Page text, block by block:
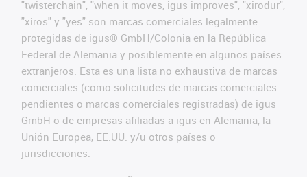
"twisterchain", "when it moves, igus improves", "xirodur",
"xiros" y "yes" son marcas comerciales legalmente
protegidas de igus® GmbH/Colonia en la República
Federal de Alemania y posiblemente en algunos países
extranjeros. Esta es una lista no exhaustiva de marcas
comerciales (como solicitudes de marcas comerciales
pendientes o marcas comerciales registradas) de igus
GmbH o de empresas afiliadas a igus en Alemania, la
Unión Europea, EE.UU. y/u otros países o
jurisdicciones.